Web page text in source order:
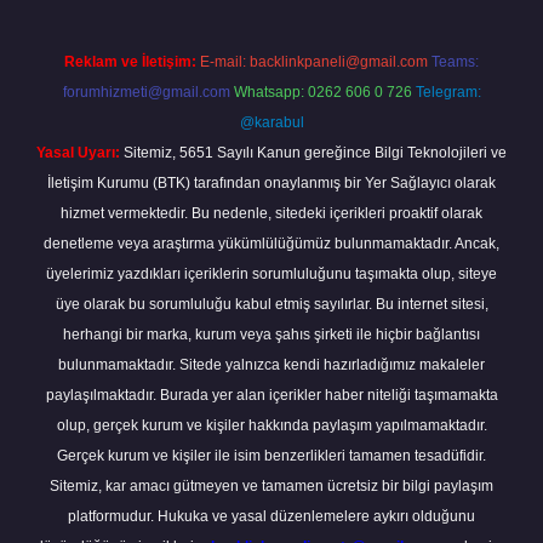
Reklam ve İletişim: E-mail: backlinkpaneli@gmail.com Teams:
forumhizmeti@gmail.com Whatsapp: 0262 606 0 726 Telegram:
@karabul
Yasal Uyarı: Sitemiz, 5651 Sayılı Kanun gereğince Bilgi Teknolojileri ve
İletişim Kurumu (BTK) tarafından onaylanmış bir Yer Sağlayıcı olarak
hizmet vermektedir. Bu nedenle, sitedeki içerikleri proaktif olarak
denetleme veya araştırma yükümlülüğümüz bulunmamaktadır. Ancak,
üyelerimiz yazdıkları içeriklerin sorumluluğunu taşımakta olup, siteye
üye olarak bu sorumluluğu kabul etmiş sayılırlar. Bu internet sitesi,
herhangi bir marka, kurum veya şahıs şirketi ile hiçbir bağlantısı
bulunmamaktadır. Sitede yalnızca kendi hazırladığımız makaleler
paylaşılmaktadır. Burada yer alan içerikler haber niteliği taşımamakta
olup, gerçek kurum ve kişiler hakkında paylaşım yapılmamaktadır.
Gerçek kurum ve kişiler ile isim benzerlikleri tamamen tesadüfidir.
Sitemiz, kar amacı gütmeyen ve tamamen ücretsiz bir bilgi paylaşım
platformudur. Hukuka ve yasal düzenlemelere aykırı olduğunu